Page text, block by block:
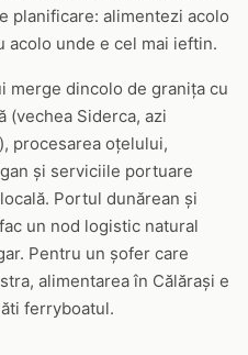
planificare: alimentezi acolo
acolo unde e cel mai ieftin.
merge dincolo de granița cu
(vechea Siderca, azi
procesarea oțelului,
și serviciile portuare
Portul dunărean și
un nod logistic natural
Pentru un șofer care
alimentarea în Călărași e
ferryboatul.